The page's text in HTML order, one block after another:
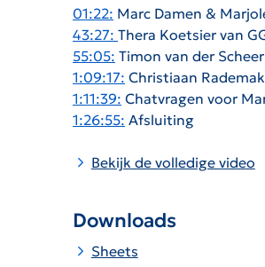
01:22: Marc Damen &
43:27: Thera Koetsier van
55:05: Timon van der
1:09:17: Christiaan
1:11:39: Chatvragen voor
1:26:55: Afsluiting
Bekijk de volledige video
Downloads
Sheets